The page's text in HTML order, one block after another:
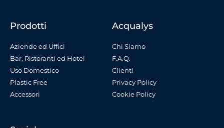
Prodotti
Aziende ed Uffici
Bar, Ristoranti ed Hotel
Uso Domestico
Plastic Free
Accessori
Acqualys
Chi Siamo
F.A.Q.
Clienti
Privacy Policy
Cookie Policy